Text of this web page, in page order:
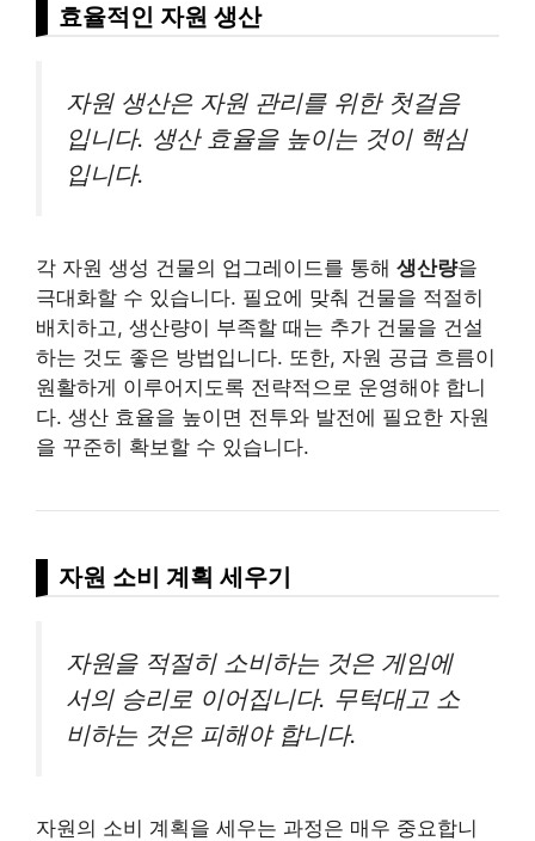
효율적인 자원 생산
자원 생산은 자원 관리를 위한 첫걸음
입니다. 생산 효율을 높이는 것이 핵심
입니다.
각 자원 생성 건물의 업그레이드를 통해 생산량을
극대화할 수 있습니다. 필요에 맞춰 건물을 적절히
배치하고, 생산량이 부족할 때는 추가 건물을 건설
하는 것도 좋은 방법입니다. 또한, 자원 공급 흐름이
원활하게 이루어지도록 전략적으로 운영해야 합니
다. 생산 효율을 높이면 전투와 발전에 필요한 자원
을 꾸준히 확보할 수 있습니다.
자원 소비 계획 세우기
자원을 적절히 소비하는 것은 게임에
서의 승리로 이어집니다. 무턱대고 소
비하는 것은 피해야 합니다.
자원의 소비 계획을 세우는 과정은 매우 중요합니